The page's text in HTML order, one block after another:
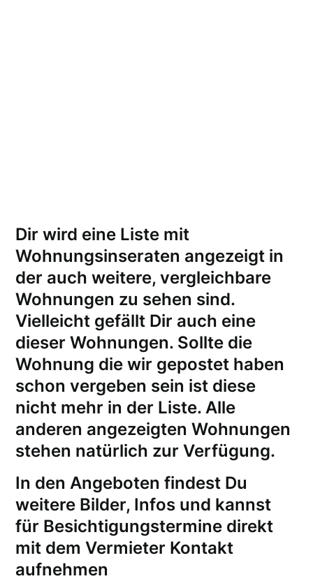
Dir wird eine Liste mit
Wohnungsinseraten angezeigt in
der auch weitere, vergleichbare
Wohnungen zu sehen sind.
Vielleicht gefällt Dir auch eine
dieser Wohnungen. Sollte die
Wohnung die wir gepostet haben
schon vergeben sein ist diese
nicht mehr in der Liste. Alle
anderen angezeigten Wohnungen
stehen natürlich zur Verfügung.
In den Angeboten findest Du
weitere Bilder, Infos und kannst
für Besichtigungstermine direkt
mit dem Vermieter Kontakt
aufnehmen